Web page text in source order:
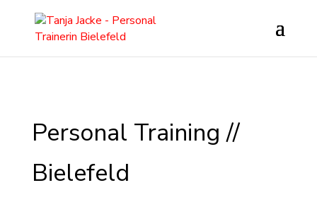
Personal Training //
Bielefeld